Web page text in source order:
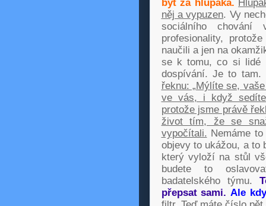
být za hlupáka.
něj a vypuzen. Vy
sociálního
profesionality,
naučili a jen na
se k tomu, co si lidé
dospívání. Je to
řeknu: „Mýlíte se,
ve vás, i když
protože jsme právě
život tím, že se
vypočítali. Nemáme
objevy to ukážou, a to
který vyloží na stůl
budete to
badatelského týmu.
přepsat sami. Ale